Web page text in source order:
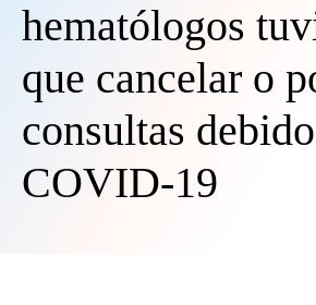
hematólogos
que cancelar o
consultas
COVID-19